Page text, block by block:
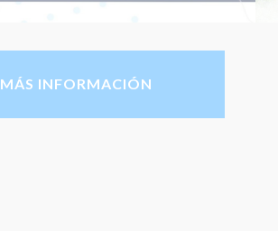
MÁS INFORMACIÓN